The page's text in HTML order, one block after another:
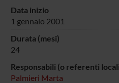
Data inizio
1 gennaio 2001
Durata (mesi)
24
Responsabili (o referenti
Palmieri Marta